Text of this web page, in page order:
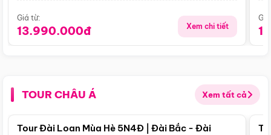
Giá từ:
13.990.000đ Xem chi tiết
TOUR CHÂU Á Xem tất cả
Điểm nổi bật
Tour Đài Loan Mùa Hè 5N4Đ | Đài Bắc - Đài